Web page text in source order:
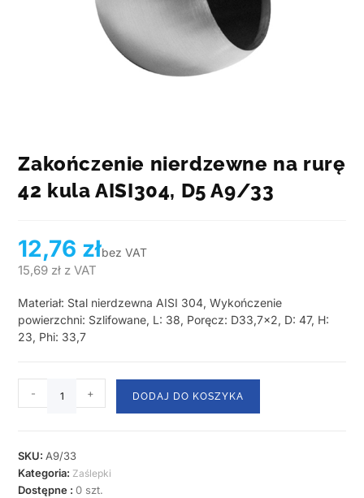
Zakończenie nierdzewne na rurę
42 kula AISI304, D5 A9/33
12,76 złbez VAT
15,69 zł z VAT
Materiał: Stal nierdzewna AISI 304, Wykończenie
powierzchni: Szlifowane, L: 38, Poręcz: D33,7×2, D: 47, H:
23, Phi: 33,7
- + DODAJ DO KOSZYKA
SKU: A9/33
Kategoria: Zaślepki
Dostępne :0 szt.